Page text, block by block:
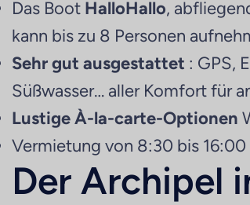
Das Boot HalloHallo,
kann bis zu 8 Personen
Sehr gut ausgestattet : GPS,
Süßwasser… aller Komfort für
Lustige À-la-carte-Optionen
Vermietung von 8:30 bis 16:00
Der Archipel